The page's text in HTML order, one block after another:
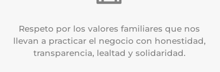
Respeto por los valores familiares que nos
llevan a practicar el negocio con honestidad,
transparencia, lealtad y solidaridad.